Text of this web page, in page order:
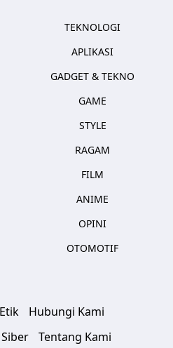
TEKNOLOGI
APLIKASI
GADGET & TEKNO
GAME
STYLE
RAGAM
FILM
ANIME
OPINI
OTOMOTIF
Hubungi Kami
Tentang Kami